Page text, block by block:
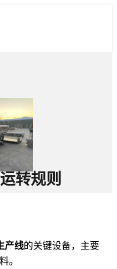
转规则
产线的关键设备，主要
。